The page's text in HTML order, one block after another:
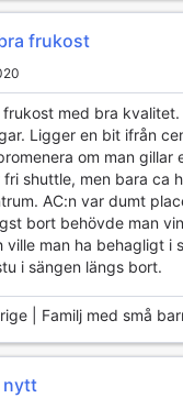
avkopplande atmosfär.
mer aktivitet erbjuder
i
spel och aktiviteter
Oavsett om det
filmvisning
i den friska luften,
Denna kombination av
Pattaya Hotel &
plats för både
KTK Pattaya Hotel &
& Residence (Regent)
en mängd fantastiska
både kropp och
frukost
med bra
Ligger en bit ifrån
om man gillar
shuttle, men bara ca
AC:n var dumt
bort behövde man
ville man ha behagligt i
i sängen längs bort.
| Familj med små
nytt